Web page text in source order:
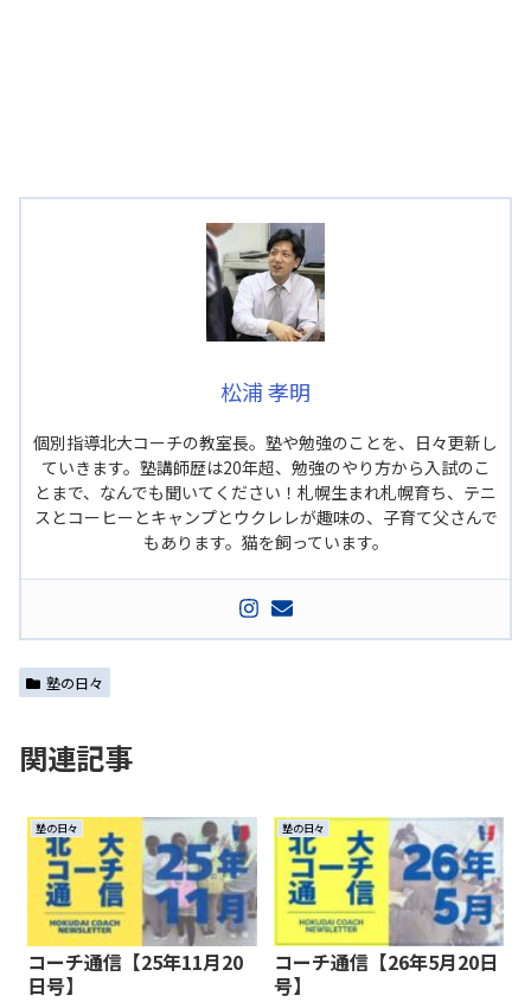
松浦 孝明
個別指導北大コーチの教室長。塾や勉強のことを、日々更新し
ていきます。塾講師歴は20年超、勉強のやり方から入試のこ
とまで、なんでも聞いてください！札幌生まれ札幌育ち、テニ
スとコーヒーとキャンプとウクレレが趣味の、子育て父さんで
もあります。猫を飼っています。
塾の日々
関連記事
塾の日々
コーチ通信【25年11月20
日号】
塾の日々
コーチ通信【26年5月20日
号】